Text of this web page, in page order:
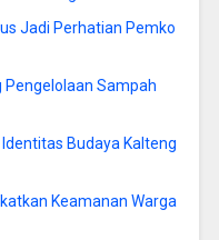
Jadi Perhatian Pemko
Pengelolaan Sampah
Budaya Kalteng
Keamanan Warga